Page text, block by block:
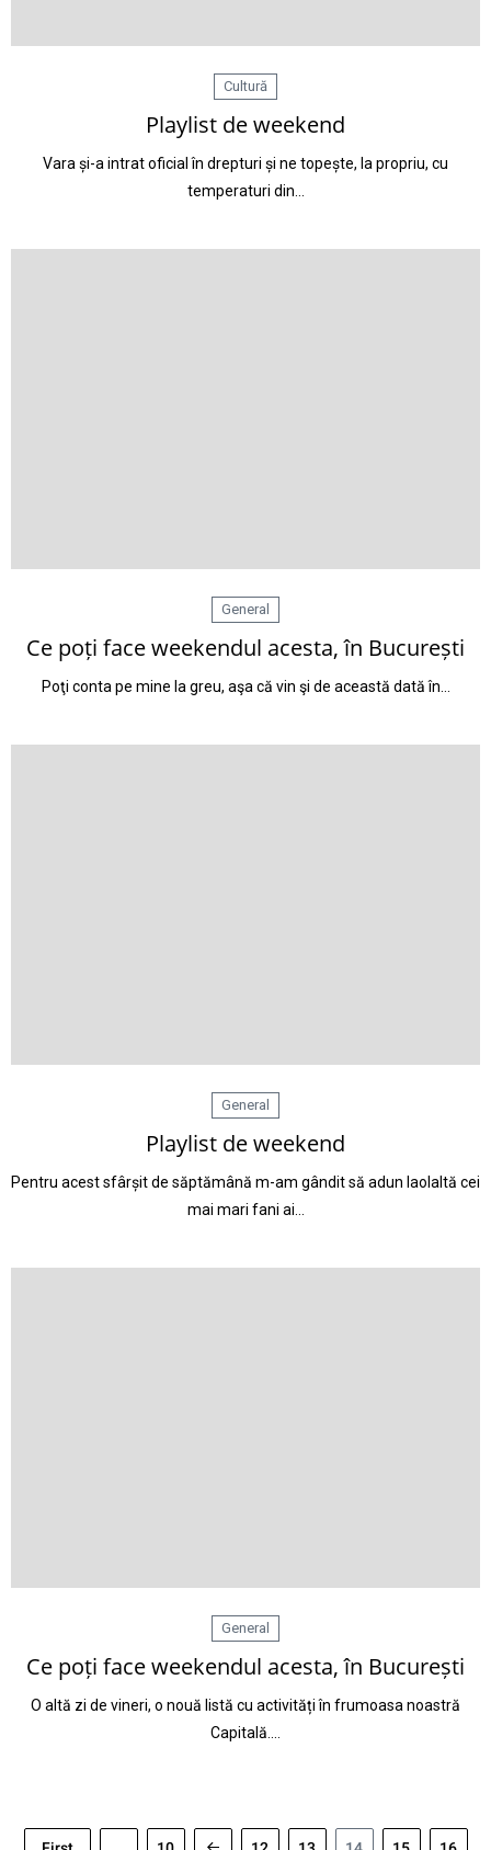
Cultură
Playlist de weekend
Vara și-a intrat oficial în drepturi și ne topește, la propriu, cu
temperaturi din…
General
Ce poți face weekendul acesta, în București
Poţi conta pe mine la greu, aşa că vin şi de această dată în…
General
Playlist de weekend
Pentru acest sfârșit de săptămână m-am gândit să adun laolaltă cei
mai mari fani ai…
General
Ce poți face weekendul acesta, în București
O altă zi de vineri, o nouă listă cu activități în frumoasa noastră
Capitală.…